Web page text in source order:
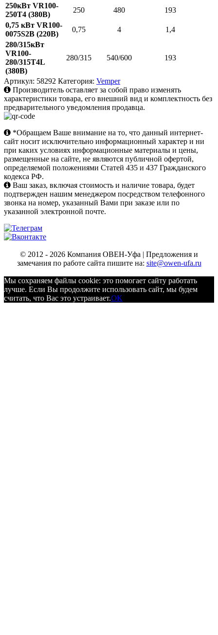
250кВт VR100-
250T4 (380В)
250 480
193
0,75 кВт VR100-
0075S2B (220В)
0,75 4
1,4
280/315кВт
VR100-
280/315T4L
(380В)
280/315 540/600 193
Артикул: 58292 Категория: Vemper
Производитель оставляет за собой право изменять
характеристики товара, его внешний вид и комплектность без
предварительного уведомления продавца.
*Обращаем Ваше внимание на то, что данный интернет-
сайт носит исключительно информационный характер и ни
при каких условиях информационные материалы и цены,
размещенные на сайте, не являются публичной офертой,
определяемой положениями Статей 435 и 437 Гражданского
кодекса РФ.
Ваш заказ, включая стоимость и наличие товара, будет
подтвержден нашим менеджером посредством телефонного
звонка на номер, указанный Вами при заказе или по
указанной электронной почте.
© 2012 - 2026 Компания ОВЕН-Уфа | Предложения и
замечания по работе сайта пишите на: site@owen-ufa.ru
Мы cохраняем файлы cookie: это помогает сайту работать
лучше. Если Вы продолжите использовать сайт, мы будем
считать, что Вас это устраивает.ОК